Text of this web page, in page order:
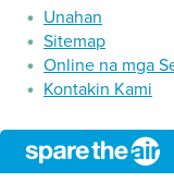
Unahan
Sitemap
Online na mga
Kontakin Kami